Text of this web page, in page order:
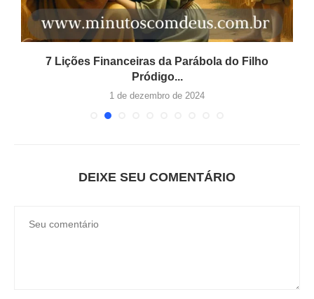
7 Lições Financeiras da Parábola do Filho
Pródigo...
1 de dezembro de 2024
DEIXE SEU COMENTÁRIO